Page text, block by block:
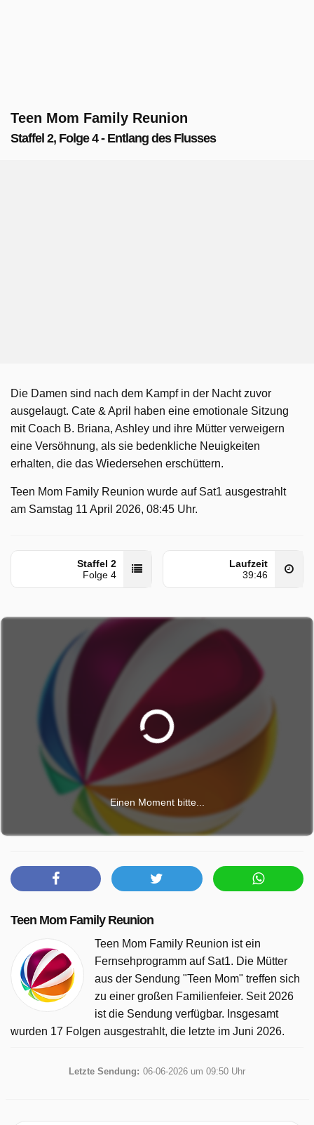
Teen Mom Family Reunion
Staffel 2, Folge 4 - Entlang des Flusses
Die Damen sind nach dem Kampf in der Nacht zuvor
ausgelaugt. Cate & April haben eine emotionale Sitzung
mit Coach B. Briana, Ashley und ihre Mütter verweigern
eine Versöhnung, als sie bedenkliche Neuigkeiten
erhalten, die das Wiedersehen erschüttern.
Teen Mom Family Reunion wurde auf Sat1 ausgestrahlt
am Samstag 11 April 2026, 08:45 Uhr.
Staffel 2
Folge 4
Laufzeit
39:46
Einen Moment bitte...
Teen Mom Family Reunion
Teen Mom Family Reunion ist ein
Fernsehprogramm auf Sat1. Die Mütter
aus der Sendung "Teen Mom" treffen sich
zu einer großen Familienfeier. Seit 2026
ist die Sendung verfügbar. Insgesamt
wurden 17 Folgen ausgestrahlt, die letzte im Juni 2026.
Letzte Sendung: 06-06-2026 um 09:50 Uhr